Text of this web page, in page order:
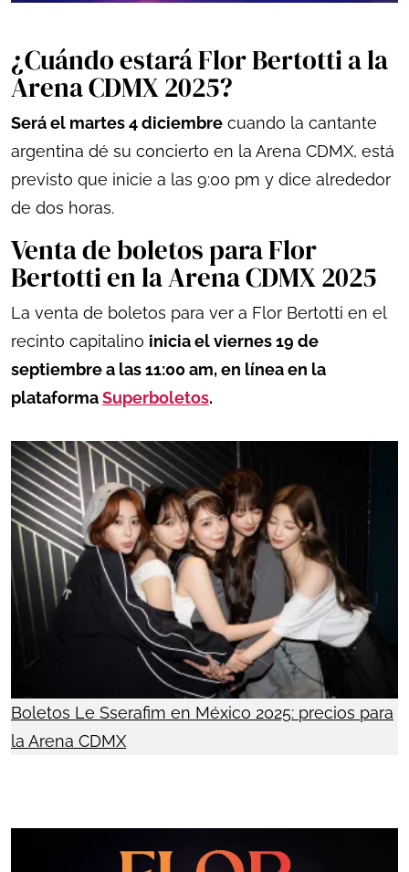
¿Cuándo estará Flor Bertotti a la
Arena CDMX 2025?
Será el martes 4 diciembre cuando la cantante
argentina dé su concierto en la Arena CDMX, está
previsto que inicie a las 9:00 pm y dice alrededor
de dos horas.
Venta de boletos para Flor
Bertotti en la Arena CDMX 2025
La venta de boletos para ver a Flor Bertotti en el
recinto capitalino inicia el viernes 19 de
septiembre a las 11:00 am, en línea en la
plataformaSuperboletos.
Boletos Le Sserafim en México 2025: precios para
la Arena CDMX